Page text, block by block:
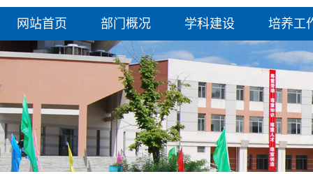
网站首页 部门概况 学科建设 培养工